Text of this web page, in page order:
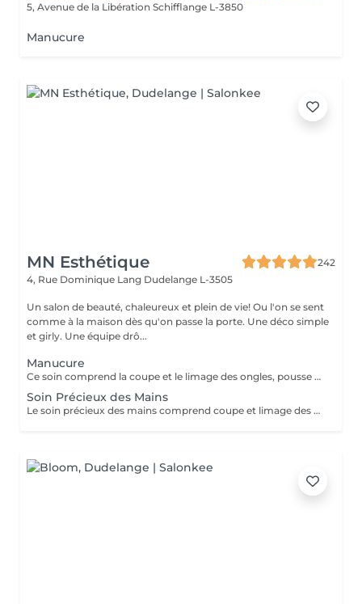
5, Avenue de la Libération Schifflange L-3850
Manucure
MN Esthétique
242
4, Rue Dominique Lang Dudelange L-3505
Un salon de beauté, chaleureux et plein de vie! Ou l'on se sent
comme à la maison dès qu'on passe la porte. Une déco simple
et girly. Une équipe drô...
Manucure
Ce soin comprend la coupe et le limage des ongles, pousse et coupe des cuticules. Massage inclus. Vernis transparent pour renforcer les ongles et inclus.
Soin Précieux des Mains
Le soin précieux des mains comprend coupe et limage des ongles, pousse et coupe des cuticules. Gommage, masque et massage sont inclus. Vernis transparent pour renforcer les ongles est inclus.